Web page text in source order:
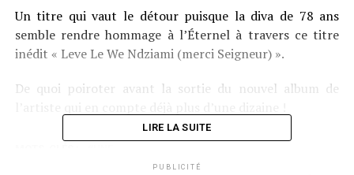
Un titre qui vaut le détour puisque la diva de 78 ans
semble rendre hommage à l’Éternel à travers ce titre
inédit « Leve Le We Ndziami (merci Seigneur) ».
De quoi poiroter avant la sortie du nouvel album de
LIRE LA SUITE
PUBLICITÉ